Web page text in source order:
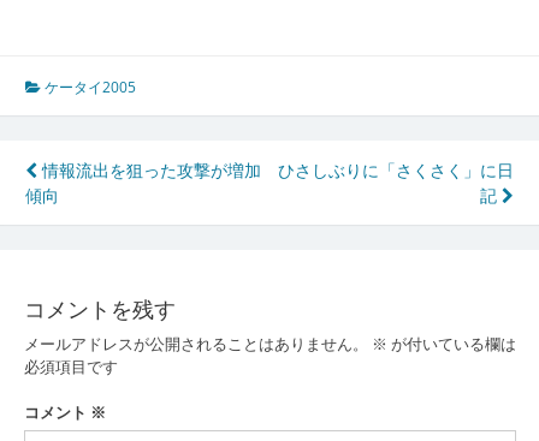
ケータイ2005
投
稿
ビ
ゲ
ー
シ
情報流出を狙った攻撃が増加
傾向
ひさしぶりに「さくさく」に日
記
コメントを残す
メールアドレスが公開されることはありません。 ※ が付いている欄は
必須項目です
コメント ※